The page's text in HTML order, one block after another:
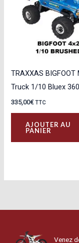
TRAXXAS
Truck 1/10 Bluex
335,00€ TTC
AJOUTER AU
PANIER
Venez